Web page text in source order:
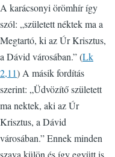
A karácsonyi örömhír így
szól: „született néktek ma a
Megtartó, ki az Úr Krisztus,
a Dávid városában.” (Lk
2,11) A másik fordítás
szerint: „Üdvözítő született
ma nektek, aki az Úr
Krisztus, a Dávid
városában.” Ennek minden
szava külön és így együtt is